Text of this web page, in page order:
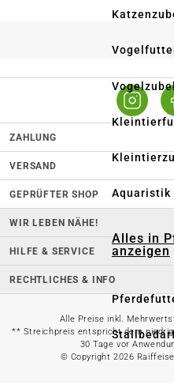
Aquaristik
Alles in
anzeigen
ZAHLUNG
VERSAND
GEPRÜFTER SHOP
WIR LEBEN NÄHE!
HILFE & SERVICE
RECHTLICHES & INFO
Alle Preise inkl.
** Streichpreis entspricht dem
30 Tage vor
© Copyright 2026